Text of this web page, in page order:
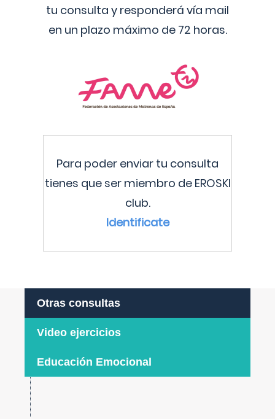
tu consulta y responderá vía mail
en un plazo máximo de 72 horas.
Para poder enviar tu consulta
tienes que ser miembro de EROSKI
club.
Identificate
Otras consultas
Video ejercicios
Educación Emocional